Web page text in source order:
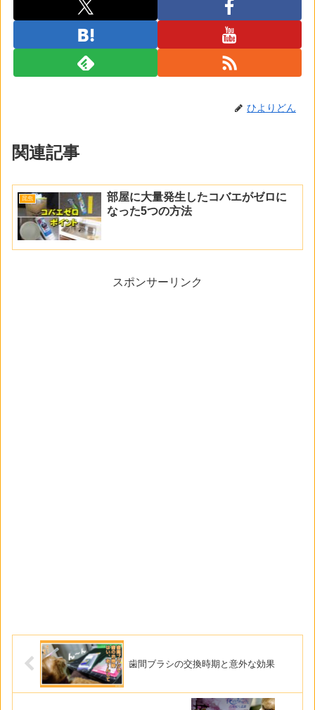
ひよりどん
関連記事
昆虫
部屋に大量発生したコバエがゼロに
なった5つの方法
スポンサーリンク
歯間ブラシの交換時期と意外な効果